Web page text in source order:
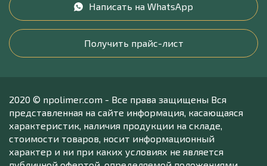
Написать на WhatsApp
Получить прайс-лист
2020 © npolimer.com - Все права защищены Вся
представленная на сайте информация, касающаяся
характеристик, наличия продукции на складе,
стоимости товаров, носит информационный
характер и ни при каких условиях не является